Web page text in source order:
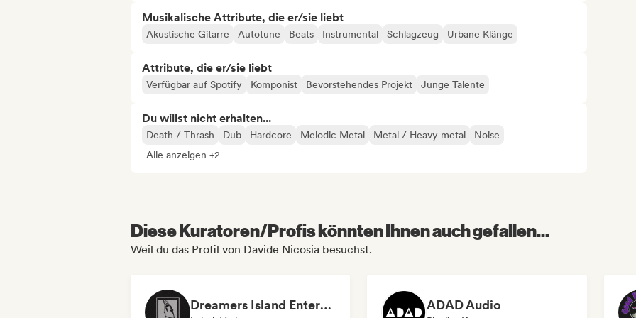
Musikalische Attribute, die er/sie liebt
Akustische Gitarre Autotune Beats Instrumental Schlagzeug Urbane Klänge
Attribute, die er/sie liebt
Verfügbar auf Spotify Komponist Bevorstehendes Projekt Junge Talente
Du willst nicht erhalten...
Death / Thrash Dub Hardcore Melodic Metal Metal / Heavy metal
Noise
Alle anzeigen +2
Diese Kuratoren/Profis könnten Ihnen auch gefallen...
Weil du das Profil von Davide Nicosia besuchst.
Dreamers Island Entertainment ADAD Audio